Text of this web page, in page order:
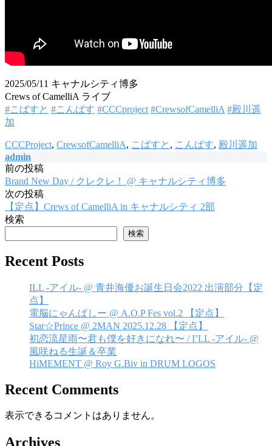
2025/05/11 キャナルシティ博多
Crews of CamelliA ライブ
#こばすと #こんぱす #CCCproject #CrewsofCamelliA #殿川遥
加
CCCProject, CrewsofCamelliA, こばすと , こんぱす, 殿川遥加
admin
投
稿
ナ
ビ
ー
前の投稿
Brand New Day / クレクレ！ @ キャナルシティ博多
次の投稿
【定点】Crews of CamelliA in キャナルシティ 2部
検索
検索
Recent Posts
ILL -アイル- @ 青井海優お誕生日会2022 出演部分【定
点】
電脳にゃんぱしー @ A.O.P Fes vol.2 【定点】
Star☆Prince @ 2MAN 2025.12.28 【定点】
初恋流星雨〜君も僕を好きになれ〜 / I’LL -アイル- @
風咲ねる生誕＆卒業
HiMEMENT @ Roy G.Biv in DRUM LOGOS
Recent Comments
表示できるコメントはありません。
Archives